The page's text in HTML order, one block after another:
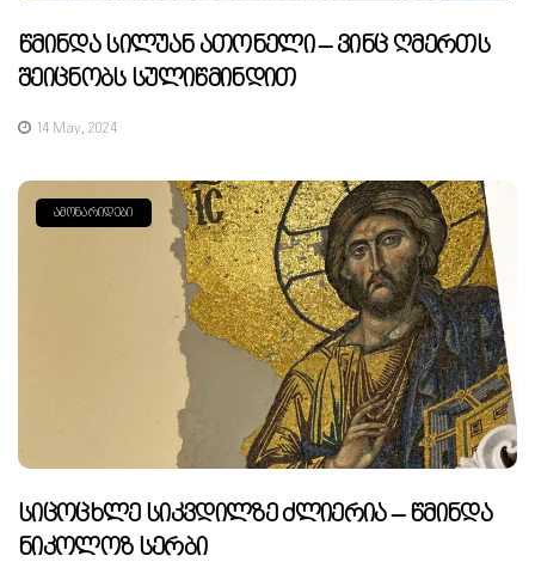
Წმინდა Სილუან Ათონელი – Ვინც Ღმერთს
Შეიცნობს Სულიწმინდით
14 May, 2024
ᲐᲛᲝᲜᲐᲠᲘᲓᲔᲑᲘ
Სიცოცხლე Სიკვდილზე Ძლიერია – Წმინდა
Ნიკოლოზ Სერბი